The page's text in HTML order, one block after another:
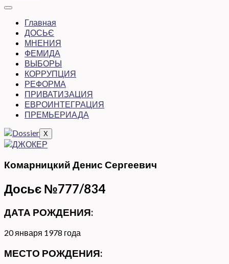
Главная
ДОСЬЄ
МНЕНИЯ
ФЕМИДА
ВЫБОРЫ
КОРРУПЦИЯ
РЕФОРМА
ПРИВАТИЗАЦИЯ
ЕВРОИНТЕГРАЦИЯ
ПРЕМЬЕРИАДА
X
Комарницкий Денис Сергеевич
Досьє №777/834
ДАТА РОЖДЕНИЯ:
20 января 1978 года
МЕСТО РОЖДЕНИЯ: